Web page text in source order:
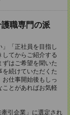
職専門の派
」「正社員を目指し
してからご紹介する
はご希望を聞いた
を続けていただくた
仕事開始後もしっ
とがあればお気軽
引企業」に選定され